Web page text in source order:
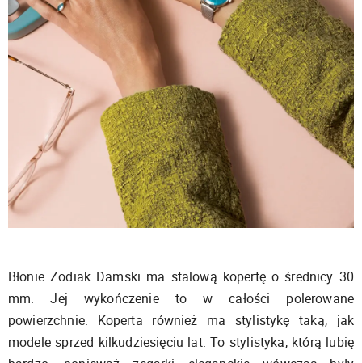
Błonie Zodiak Damski ma stalową kopertę o średnicy 30
mm. Jej wykończenie to w całości polerowane
powierzchnie. Koperta również ma stylistykę taką, jak
modele sprzed kilkudziesięciu lat. To stylistyka, którą lubię